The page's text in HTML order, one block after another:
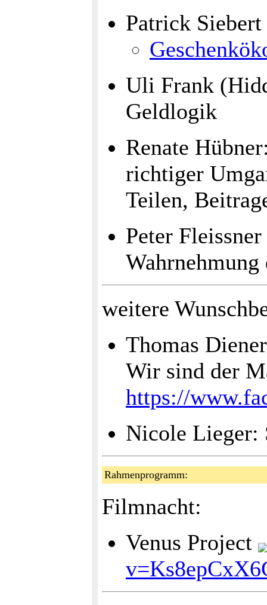
Patrick Siebert
Uli Frank
Geldlogik
Renate
richtiger
Teilen,
Peter
weitere
Thomas
Wir sind der
https://
Nicole Lieger:
Rahmenprogramm:
Filmnacht:
Venus Project